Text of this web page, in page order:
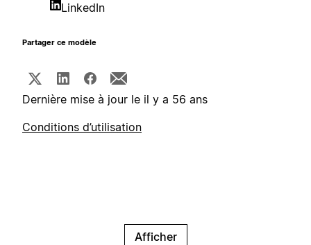
LinkedIn
Partager ce modèle
Dernière mise à jour le il y a 56 ans
Conditions d’utilisation
Afficher